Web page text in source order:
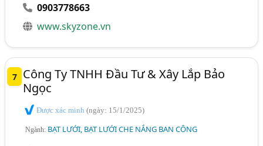
0903778663
www.skyzone.vn
7
Công Ty TNHH Đầu Tư & Xây Lắp Bảo
Ngọc
Được xác minh(ngày: 15/1/2025)
Ngành: BẠT LƯỚI, BẠT LƯỚI CHE NẮNG BAN CÔNG